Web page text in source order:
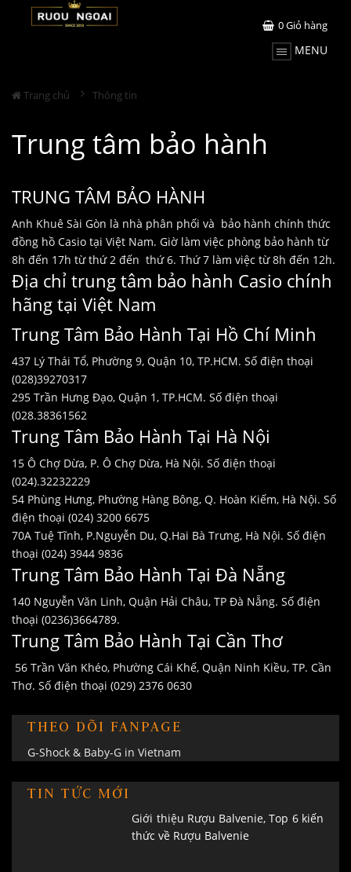
0Giỏ hàng
MENU
Trang chủ Thông tin
Trung tâm bảo hành
TRUNG TÂM BẢO HÀNH
Anh Khuê Sài Gòn là nhà phân phối và bảo hành chính thức
đồng hồ Casio tại Việt Nam. Giờ làm việc phòng bảo hành từ
8h đến 17h từ thứ 2 đến thứ 6. Thứ 7 làm việc từ 8h đến 12h.
Địa chỉ trung tâm bảo hành Casio chính
hãng tại Việt Nam
Trung Tâm Bảo Hành Tại Hồ Chí Minh
437 Lý Thái Tổ, Phường 9, Quận 10, TP.HCM. Số điện thoại
(028)39270317
295 Trần Hưng Đạo, Quận 1, TP.HCM. Số điện thoại
(028.38361562
Trung Tâm Bảo Hành Tại Hà Nội
15 Ô Chợ Dừa, P. Ô Chợ Dừa, Hà Nội. Số điện thoại
(024).32232229
54 Phùng Hưng, Phường Hàng Bông, Q. Hoàn Kiếm, Hà Nội. Số
điện thoại (024) 3200 6675
70A Tuệ Tĩnh, P.Nguyễn Du, Q.Hai Bà Trưng, Hà Nội. Số điện
thoại (024) 3944 9836
Trung Tâm Bảo Hành Tại Đà Nẵng
140 Nguyễn Văn Linh, Quận Hải Châu, TP Đà Nẵng. Số điện
thoại (0236)3664789.
Trung Tâm Bảo Hành Tại Cần Thơ
56 Trần Văn Khéo, Phường Cái Khế, Quận Ninh Kiều, TP. Cần
Thơ. Số điện thoại (029) 2376 0630
THEO DÕI FANPAGE
G-Shock & Baby-G in Vietnam
TIN TỨC MỚI
Giới thiệu Rượu Balvenie, Top 6 kiến
thức về Rượu Balvenie